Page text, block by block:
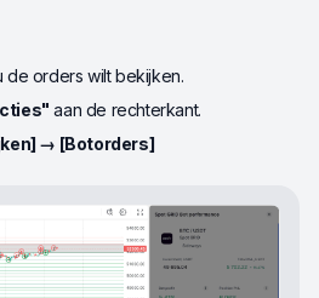
de orders wilt bekijken.
aan de rechterkant.
→ [Botorders]